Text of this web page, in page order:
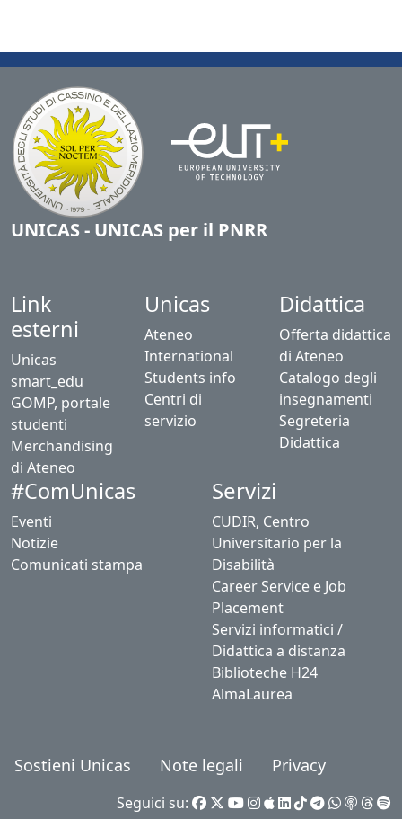
UNICAS - UNICAS per il PNRR
Link
esterni
Unicas
smart_edu
GOMP, portale
studenti
Merchandising
di Ateneo
Unicas
Ateneo
International
Students info
Centri di
servizio
Didattica
Offerta didattica
di Ateneo
Catalogo degli
insegnamenti
Segreteria
Didattica
#ComUnicas
Eventi
Notizie
Comunicati stampa
Servizi
CUDIR, Centro
Universitario per la
Disabilità
Career Service e Job
Placement
Servizi informatici /
Didattica a distanza
Biblioteche H24
AlmaLaurea
Sostieni Unicas Note legali Privacy
Seguici su: